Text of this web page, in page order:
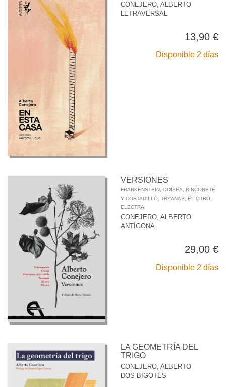
CONEJERO, ALBERTO
LETRAVERSAL
13,90 €
Disponible 2 días
VERSIONES
FRANKENSTEIN, ODISEA, RINCONETE
Y CORTADILLO, TRYANAS, EL OTRO,
ELECTRA
CONEJERO, ALBERTO
ANTÍGONA
29,00 €
Disponible 2 días
LA GEOMETRÍA DEL
TRIGO
CONEJERO, ALBERTO
DOS BIGOTES